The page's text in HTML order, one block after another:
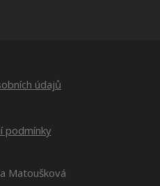
údajů
podmínky
Matoušková